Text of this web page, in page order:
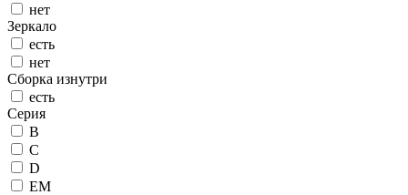
нет
Зеркало
есть
нет
Сборка изнутри
есть
Серия
B
C
D
EM